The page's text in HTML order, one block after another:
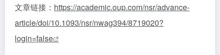
文章链接： https://academic.oup.com/nsr/advance-
article/doi/10.1093/nsr/nwag394/8719020?
login=false